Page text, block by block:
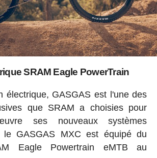
SRAM Eagle PowerTrain
électrique, GASGAS est l'une des
que SRAM a choisies pour
ses nouveaux systèmes
le GASGAS MXC est équipé du
Eagle Powertrain eMTB au